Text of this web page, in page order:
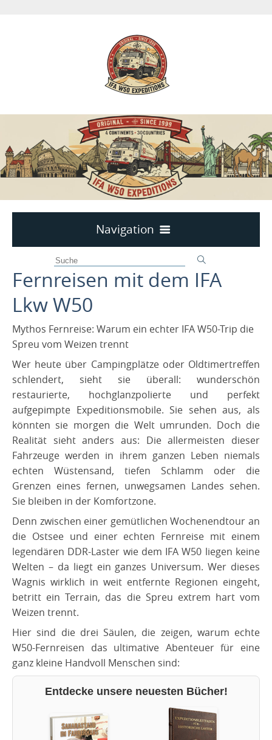
Navigation
Fernreisen mit dem IFA W50
IFA W50 Expeditionen
Amerika
DDR-Umrundung
Harz
Balkan
Baltikum
Bereiste Länder
Projekt „Willi“
IFA W50 Weihnachtstruck
Besatzung
Partnerlinks
Impressum
Fernreisen mit dem IFA
Lkw W50
Mythos Fernreise: Warum ein echter IFA W50-Trip die
Spreu vom Weizen trennt
​Wer heute über Campingplätze oder Oldtimertreffen
schlendert, sieht sie überall: wunderschön
restaurierte, hochglanzpolierte und perfekt
aufgepimpte Expeditionsmobile. Sie sehen aus, als
könnten sie morgen die Welt umrunden. Doch die
Realität sieht anders aus: Die allermeisten dieser
Fahrzeuge werden in ihrem ganzen Leben niemals
echten Wüstensand, tiefen Schlamm oder die
Grenzen eines fernen, unwegsamen Landes sehen.
Sie bleiben in der Komfortzone.
​Denn zwischen einer gemütlichen Wochenendtour an
die Ostsee und einer echten Fernreise mit einem
legendären DDR-Laster wie dem IFA W50 liegen keine
Welten – da liegt ein ganzes Universum. Wer dieses
Wagnis wirklich in weit entfernte Regionen eingeht,
betritt ein Terrain, das die Spreu extrem hart vom
Weizen trennt.
​Hier sind die drei Säulen, die zeigen, warum echte
W50-Fernreisen das ultimative Abenteuer für eine
ganz kleine Handvoll Menschen sind:
Entdecke unsere neuesten Bücher!